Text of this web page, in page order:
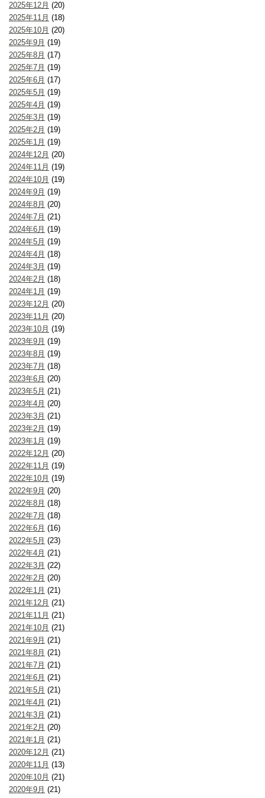
2025年12月 (20)
2025年11月 (18)
2025年10月 (20)
2025年9月 (19)
2025年8月 (17)
2025年7月 (19)
2025年6月 (17)
2025年5月 (19)
2025年4月 (19)
2025年3月 (19)
2025年2月 (19)
2025年1月 (19)
2024年12月 (20)
2024年11月 (19)
2024年10月 (19)
2024年9月 (19)
2024年8月 (20)
2024年7月 (21)
2024年6月 (19)
2024年5月 (19)
2024年4月 (18)
2024年3月 (19)
2024年2月 (18)
2024年1月 (19)
2023年12月 (20)
2023年11月 (20)
2023年10月 (19)
2023年9月 (19)
2023年8月 (19)
2023年7月 (18)
2023年6月 (20)
2023年5月 (21)
2023年4月 (20)
2023年3月 (21)
2023年2月 (19)
2023年1月 (19)
2022年12月 (20)
2022年11月 (19)
2022年10月 (19)
2022年9月 (20)
2022年8月 (18)
2022年7月 (18)
2022年6月 (16)
2022年5月 (23)
2022年4月 (21)
2022年3月 (22)
2022年2月 (20)
2022年1月 (21)
2021年12月 (21)
2021年11月 (21)
2021年10月 (21)
2021年9月 (21)
2021年8月 (21)
2021年7月 (21)
2021年6月 (21)
2021年5月 (21)
2021年4月 (21)
2021年3月 (21)
2021年2月 (20)
2021年1月 (21)
2020年12月 (21)
2020年11月 (13)
2020年10月 (21)
2020年9月 (21)